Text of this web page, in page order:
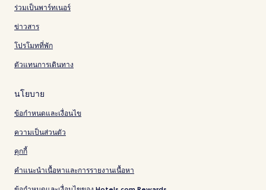
ร่วมเป็นพาร์ทเนอร์
ข่าวสาร
โปรโมทที่พัก
ตัวแทนการเดินทาง
นโยบาย
ข้อกำหนดและเงื่อนไข
ความเป็นส่วนตัว
คุกกี้
คำแนะนำเนื้อหาและการรายงานเนื้อหา